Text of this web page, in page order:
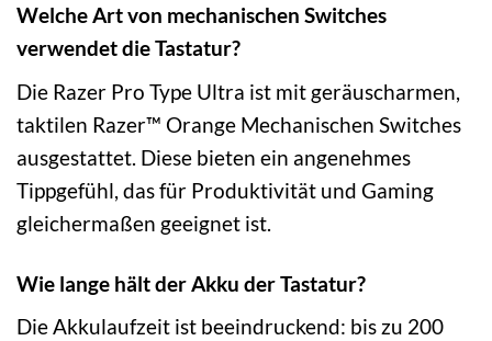
Welche Art von mechanischen Switches
verwendet die Tastatur?
Die Razer Pro Type Ultra ist mit geräuscharmen,
taktilen Razer™ Orange Mechanischen Switches
ausgestattet. Diese bieten ein angenehmes
Tippgefühl, das für Produktivität und Gaming
gleichermaßen geeignet ist.
Wie lange hält der Akku der Tastatur?
Die Akkulaufzeit ist beeindruckend: bis zu 200